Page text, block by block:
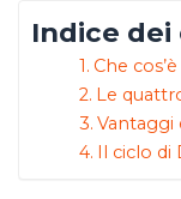
Indice
Che
Le
Vantaggi
Il ciclo di